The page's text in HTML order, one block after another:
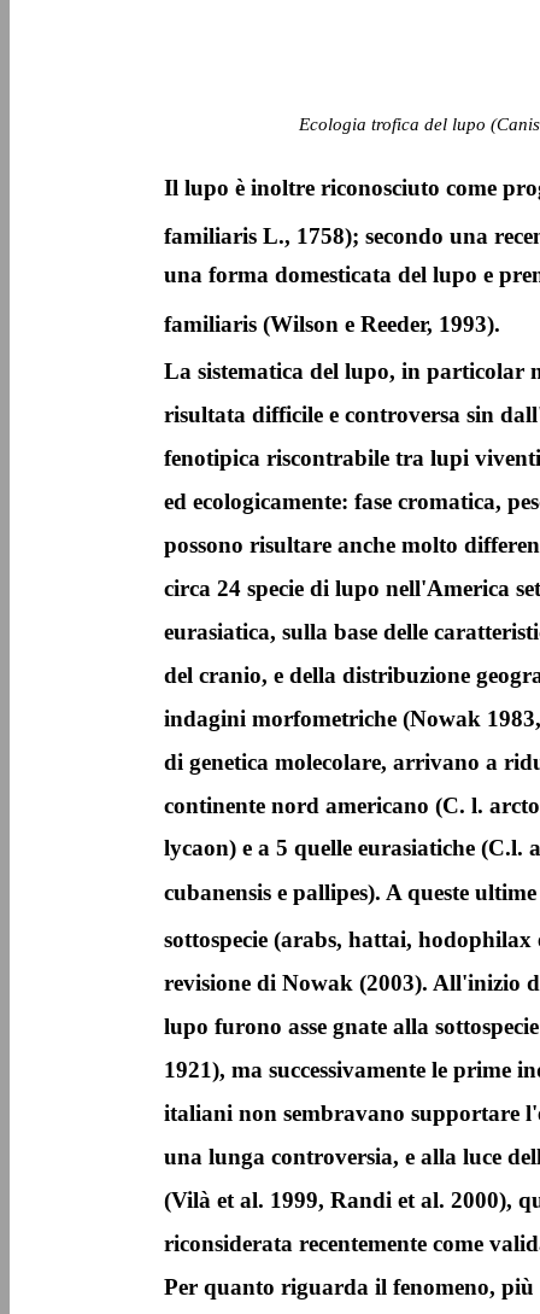
Ecologia trofica del lupo
Il lupo è inoltre riconosciuto come
familiaris L., 1758); secondo una
una forma domesticata del lupo e
familiaris (Wilson e Reeder, 1993).
La sistematica del lupo, in particolar
risultata difficile e controversa sin
fenotipica riscontrabile tra lupi
ed ecologicamente: fase cromatica,
possono risultare anche molto
circa 24 specie di lupo nell'America
eurasiatica, sulla base delle
del cranio, e della distribuzione
indagini morfometriche (Nowak
di genetica molecolare, arrivano a
continente nord americano (C. l.
lycaon) e a 5 quelle eurasiatiche (C.l.
cubanensis e pallipes). A queste
sottospecie (arabs, hattai, hodophilax
revisione di Nowak (2003). All'inizio
lupo furono asse gnate alla
1921), ma successivamente le prime
italiani non sembravano supportare
una lunga controversia, e alla luce
(Vilà et al. 1999, Randi et al. 2000),
riconsiderata recentemente come
Per quanto riguarda il fenomeno, più